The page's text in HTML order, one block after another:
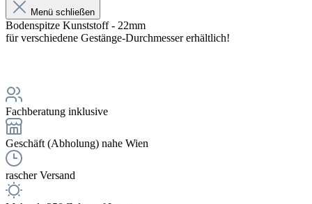
Menü schließen
Bodenspitze Kunststoff - 22mm
für verschiedene Gestänge-Durchmesser erhältlich!
Fachberatung inklusive
Geschäft (Abholung) nahe Wien
rascher Versand